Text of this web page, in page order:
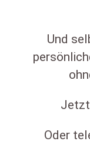
Und
Jetzt
Oder